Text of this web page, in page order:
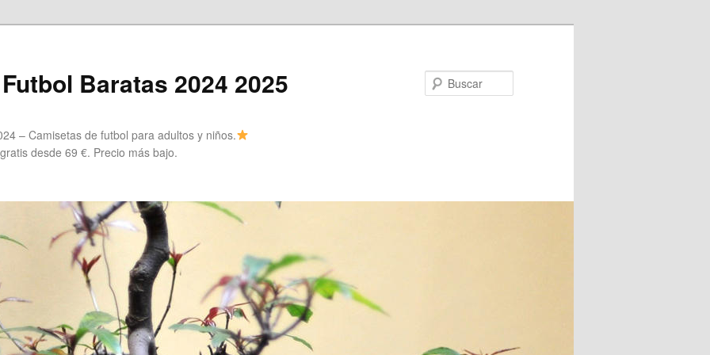
Baratas 2024 2025
– Camisetas de futbol para adultos y niños.
desde 69 €. Precio más bajo.